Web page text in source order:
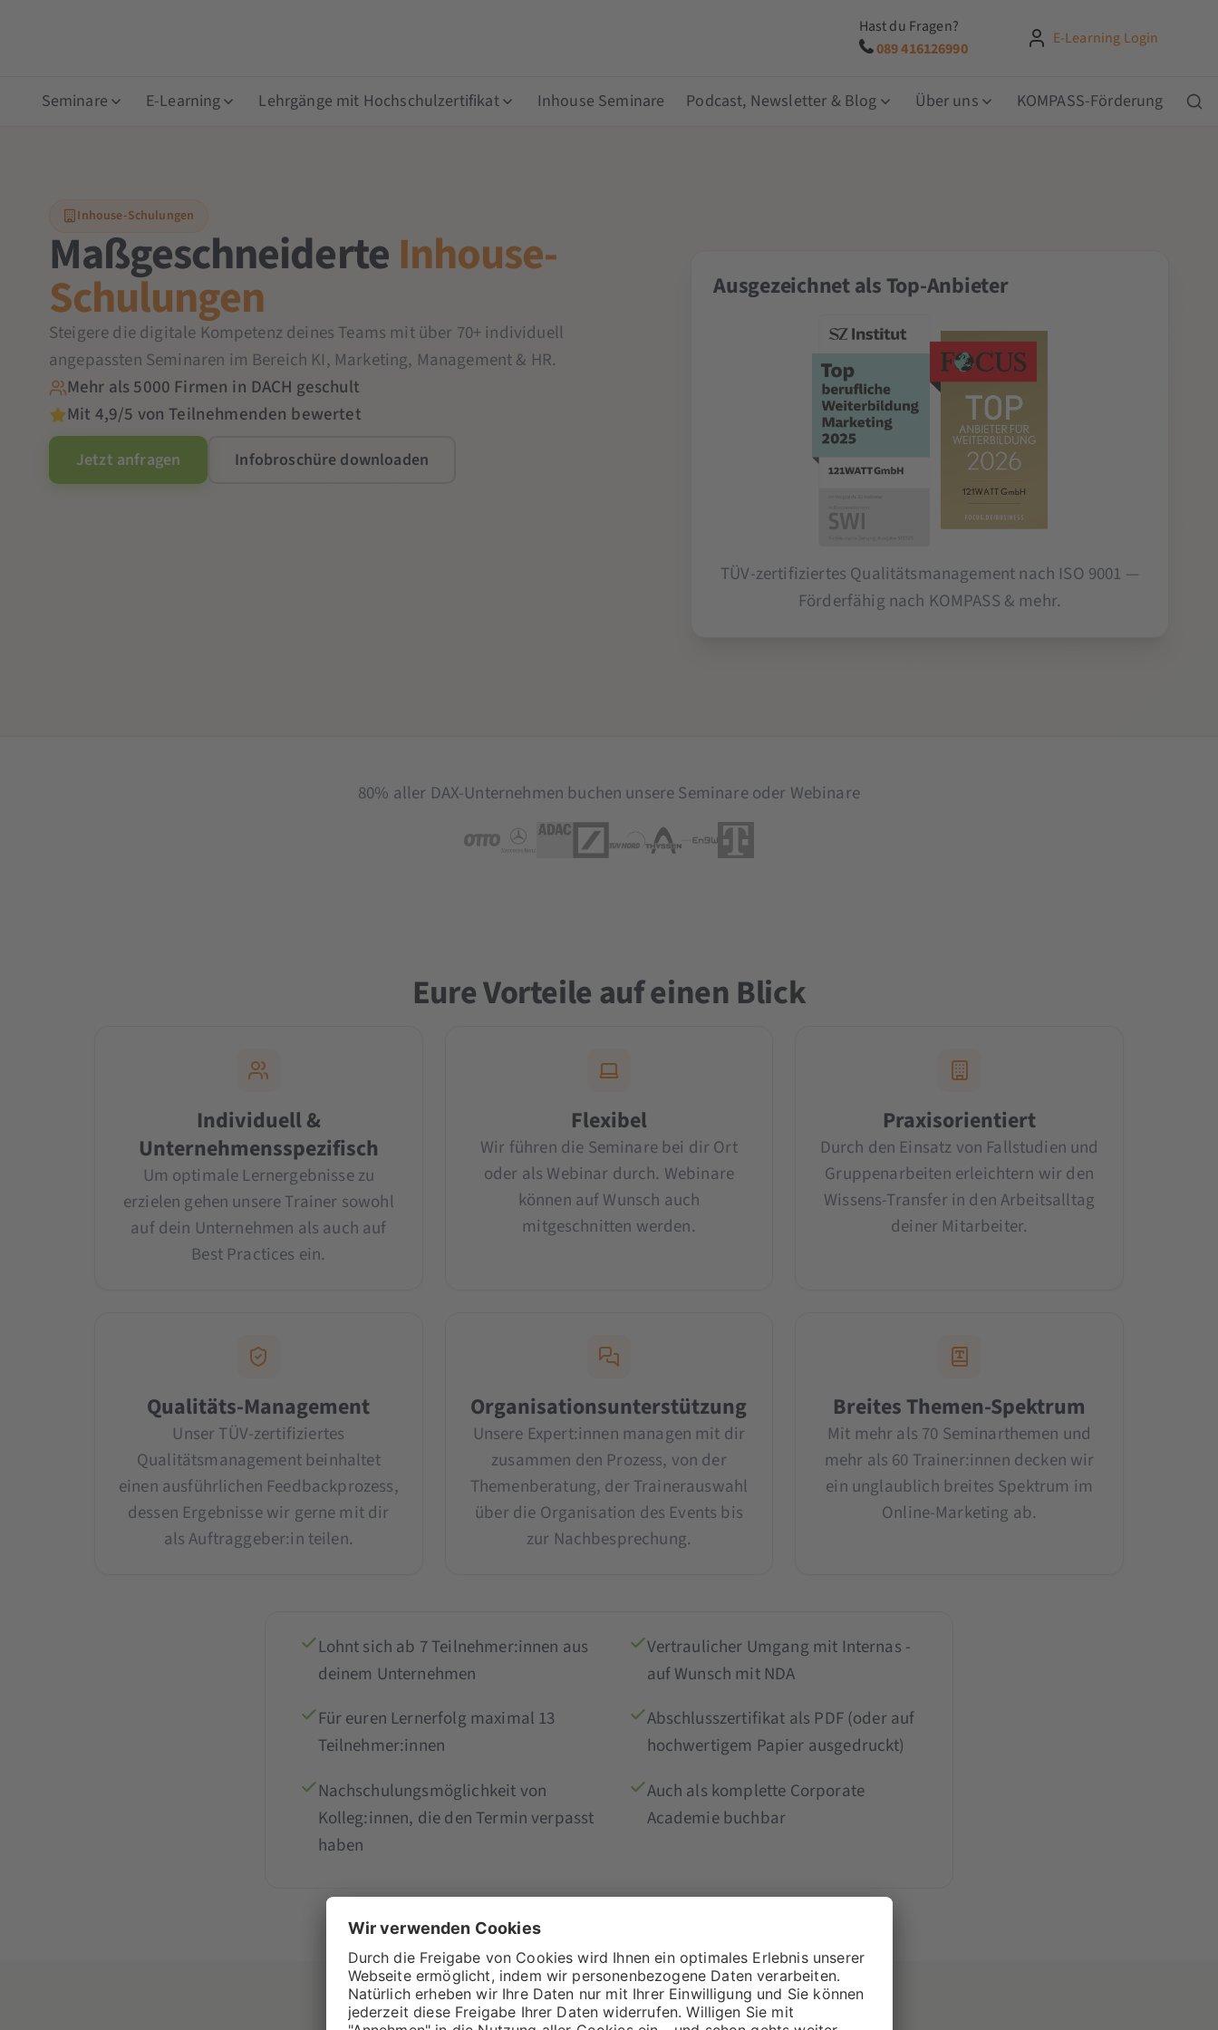
Hast du Fragen?
089 416126990
E-Learning Login
Seminare E-Learning Lehrgänge mit Hochschulzertifikat Inhouse Seminare Podcast, Newsletter & Blog Über uns KOMPASS-Förderung
Inhouse-Schulungen
Maßgeschneiderte Inhouse-
Schulungen
Steigere die digitale Kompetenz deines Teams mit über 70+ individuell
angepassten Seminaren im Bereich KI, Marketing, Management & HR.
Mehr als 5000 Firmen in DACH geschult
Mit 4,9/5 von Teilnehmenden bewertet
Jetzt anfragen Infobroschüre downloaden
Ausgezeichnet als Top-Anbieter
TÜV-zertifiziertes Qualitätsmanagement nach ISO 9001 —
Förderfähig nach KOMPASS & mehr.
80% aller DAX-Unternehmen buchen unsere Seminare oder Webinare
Eure Vorteile auf einen Blick
Individuell &
Unternehmensspezifisch
Um optimale Lernergebnisse zu
erzielen gehen unsere Trainer sowohl
auf dein Unternehmen als auch auf
Best Practices ein.
Flexibel
Wir führen die Seminare bei dir Ort
oder als Webinar durch. Webinare
können auf Wunsch auch
mitgeschnitten werden.
Praxisorientiert
Durch den Einsatz von Fallstudien und
Gruppenarbeiten erleichtern wir den
Wissens-Transfer in den Arbeitsalltag
deiner Mitarbeiter.
Qualitäts-Management
Unser TÜV-zertifiziertes
Qualitätsmanagement beinhaltet
einen ausführlichen Feedbackprozess,
dessen Ergebnisse wir gerne mit dir
als Auftraggeber:in teilen.
Organisationsunterstützung
Unsere Expert:innen managen mit dir
zusammen den Prozess, von der
Themenberatung, der Trainerauswahl
über die Organisation des Events bis
zur Nachbesprechung.
Breites Themen-Spektrum
Mit mehr als 70 Seminarthemen und
mehr als 60 Trainer:innen decken wir
ein unglaublich breites Spektrum im
Online-Marketing ab.
Lohnt sich ab 7 Teilnehmer:innen aus
deinem Unternehmen
Vertraulicher Umgang mit Internas -
auf Wunsch mit NDA
Für euren Lernerfolg maximal 13
Teilnehmer:innen
Abschlusszertifikat als PDF (oder auf
hochwertigem Papier ausgedruckt)
Nachschulungsmöglichkeit von
Kolleg:innen, die den Termin verpasst
haben
Auch als komplette Corporate
Academie buchbar